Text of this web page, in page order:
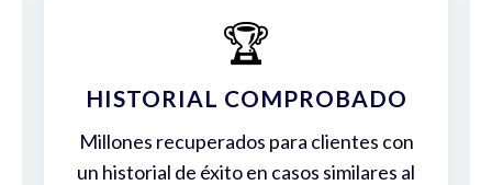
🏆
HISTORIAL COMPROBADO
Millones recuperados para clientes con
un historial de éxito en casos similares al